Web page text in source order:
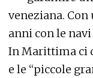
veneziana.
anni con le
In Marittima ci
e le “piccole